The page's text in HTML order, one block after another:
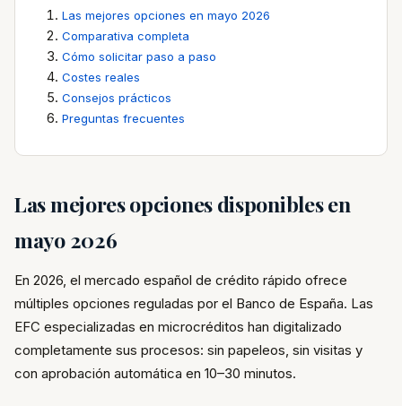
Las mejores opciones en mayo 2026
Comparativa completa
Cómo solicitar paso a paso
Costes reales
Consejos prácticos
Preguntas frecuentes
Las mejores opciones disponibles en
mayo 2026
En 2026, el mercado español de crédito rápido ofrece
múltiples opciones reguladas por el Banco de España. Las
EFC especializadas en microcréditos han digitalizado
completamente sus procesos: sin papeleos, sin visitas y
con aprobación automática en 10–30 minutos.